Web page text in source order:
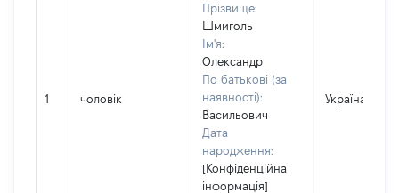
1 чоловік
Прізвище:
Шмиголь
Ім'я:
Олександр
По батькові (за
наявності):
Васильович
Дата
народження:
[Конфіденційна
інформація]
Україна